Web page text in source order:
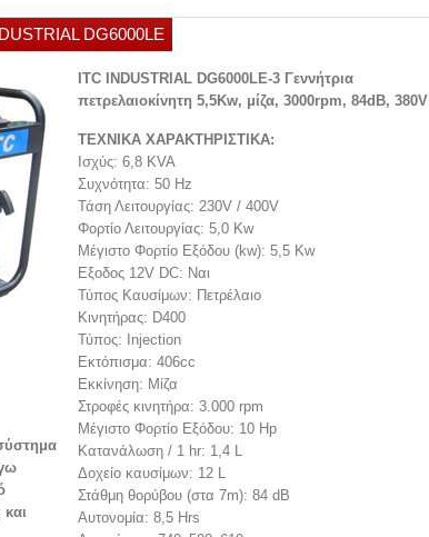
DG6000LΕ
ITC INDUSTRIAL DG6000LΕ-3 Γεννήτρια
πετρελαιοκίνητη 5,5Kw, μίζα, 3000rpm, 84dB, 380V
ΤΕΧΝΙΚΑ ΧΑΡΑΚΤΗΡΙΣΤΙΚΑ:
Ισχύς: 6,8 KVA
Συχνότητα: 50 Hz
Τάση Λειτουργίας: 230V / 400V
Φορτίο Λειτουργίας: 5,0 Kw
Μέγιστο Φορτίο Εξόδου (kw): 5,5 Kw
Εξοδος 12V DC: Ναι
Τύπος Καυσίμων: Πετρέλαιο
Κινητήρας: D400
Τύπος: Injection
Εκτόπισμα: 406cc
Εκκίνηση: Μίζα
Στροφές κινητήρα: 3.000 rpm
Μέγιστο Φορτίο Εξόδου: 10 Hp
Κατανάλωση / 1 hr: 1,4 L
Δοχείο καυσίμων: 12 L
Στάθμη θορύβου (στα 7m): 84 dB
Αυτονομία: 8,5 Hrs